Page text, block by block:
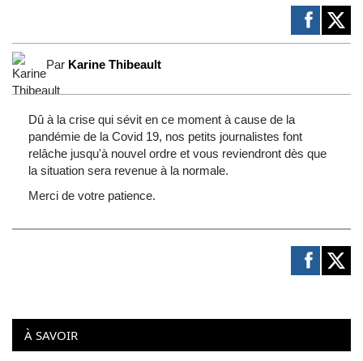
Par Karine Thibeault
Dû à la crise qui sévit en ce moment à cause de la
pandémie de la Covid 19, nos petits journalistes font
relâche jusqu'à nouvel ordre et vous reviendront dès que
la situation sera revenue à la normale.
Merci de votre patience.
À SAVOIR